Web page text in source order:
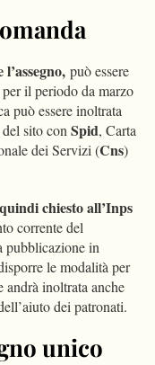
può essere
per il periodo da marzo
può essere inoltrata
del sito conSpid, Carta
dei Servizi (Cns)
chiesto all’Inps
corrente del
pubblicazione in
le modalità per
inoltrata anche
dei patronati.
unico